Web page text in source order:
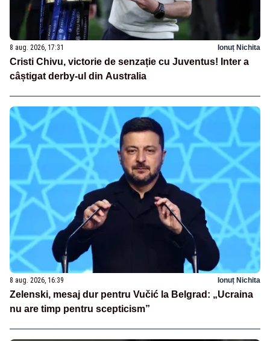
8 aug. 2026, 17:31 Ionuț Nichita
Cristi Chivu, victorie de senzație cu Juventus! Inter a
câștigat derby-ul din Australia
8 aug. 2026, 16:39 Ionuț Nichita
Zelenski, mesaj dur pentru Vučić la Belgrad: „Ucraina
nu are timp pentru scepticism”